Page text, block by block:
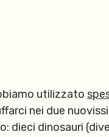
utilizzato
nei due
dieci dinosauri